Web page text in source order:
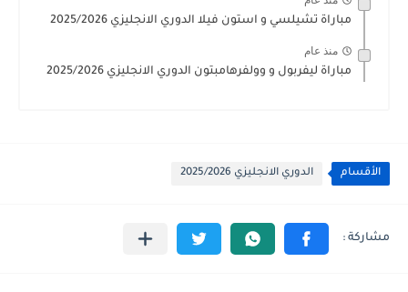
مباراة تشيلسي و استون فيلا الدوري الانجليزي 2025/2026
منذ عام
مباراة ليفربول و وولفرهامبتون الدوري الانجليزي 2025/2026
الأقسام الدوري الانجليزي 2025/2026